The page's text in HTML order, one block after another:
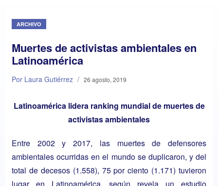
ARCHIVO
Muertes de activistas ambientales en
Latinoamérica
Por Laura Gutiérrez / 26 agosto, 2019
Latinoamérica lidera ranking mundial de muertes de
activistas ambientales
Entre 2002 y 2017, las muertes de defensores
ambientales ocurridas en el mundo se duplicaron, y del
total de decesos (1.558), 75 por ciento (1.171) tuvieron